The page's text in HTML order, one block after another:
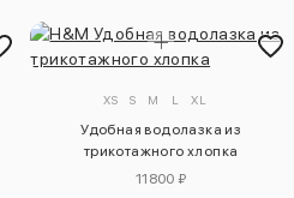
XS S M L XL
Удобная водолазка из
трикотажного хлопка
11800 ₽